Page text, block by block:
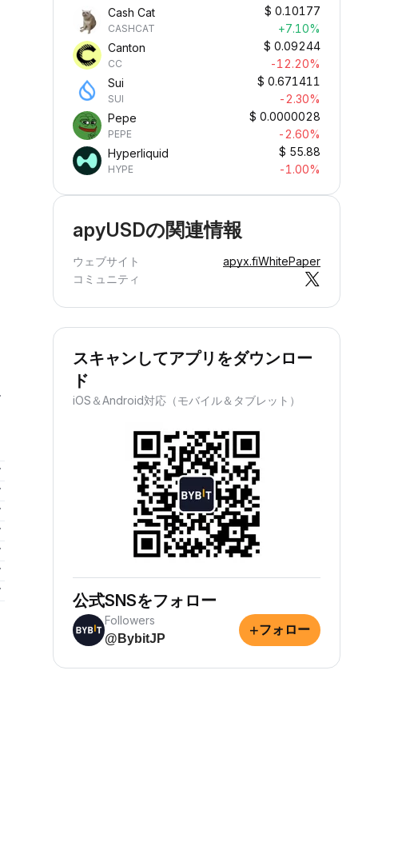
Cash Cat
CASHCAT
$ 0.10177
+7.10%
Canton
CC
$ 0.09244
-12.20%
Sui
SUI
$ 0.671411
-2.30%
Pepe
PEPE
$ 0.0000028
-2.60%
Hyperliquid
HYPE
$ 55.88
-1.00%
apyUSDの関連情報
ウェブサイト apyx.fiWhitePaper
コミュニティ
スキャンしてアプリをダウンロー
ド
iOS＆Android対応（モバイル＆タブレット）
公式SNSをフォロー
Followers
@BybitJP
+フォロー